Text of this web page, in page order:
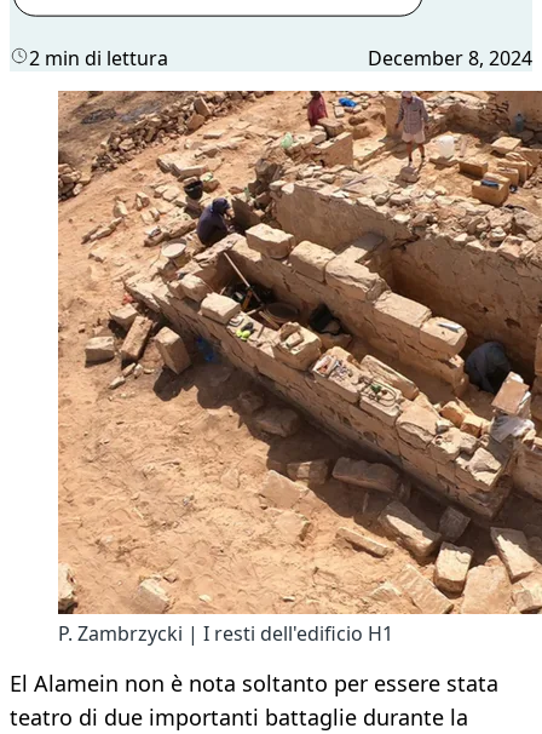
2 min di lettura December 8, 2024
P. Zambrzycki | I resti dell'edificio H1
El Alamein non è nota soltanto per essere stata
teatro di due importanti battaglie durante la